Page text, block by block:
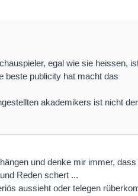
egal wie sie heissen,
beste publicity hat macht das
akademikers ist nicht
und denke mir immer,
Reden schert ...
aussieht oder telegen